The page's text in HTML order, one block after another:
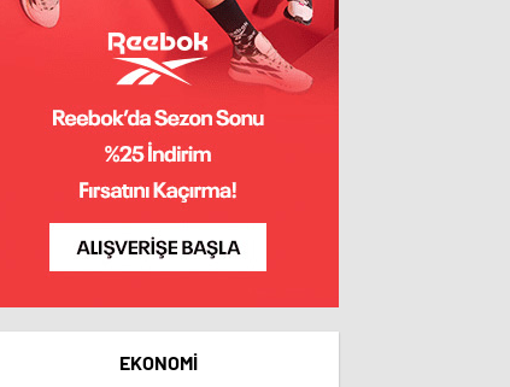
EKONOMI